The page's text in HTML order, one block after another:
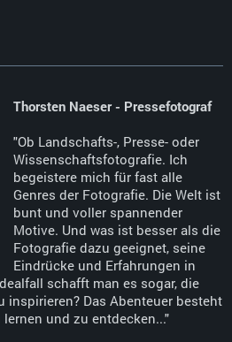
Thorsten Naeser - Pressefotograf
"Ob Landschafts-, Presse- oder
Wissenschaftsfotografie. Ich
begeistere mich für fast alle
Genres der Fotografie. Die Welt ist
bunt und voller spannender
Motive. Und was ist besser als die
Fotografie dazu geeignet, seine
Eindrücke und Erfahrungen in
schafft man es sogar, die
inspirieren? Das Abenteuer besteht
und zu entdecken..."